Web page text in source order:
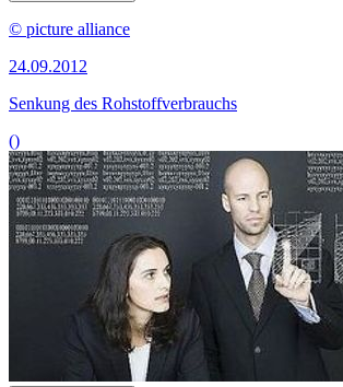
© picture alliance
24.09.2012
Senkung des Rohstoffverbrauchs
()